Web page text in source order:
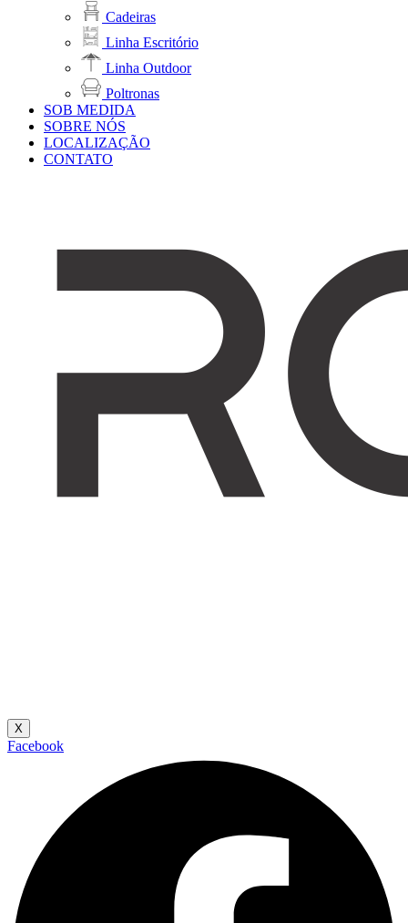
Cadeiras
Linha Escritório
Linha Outdoor
Poltronas
SOB MEDIDA
SOBRE NÓS
LOCALIZAÇÃO
CONTATO
X
Facebook